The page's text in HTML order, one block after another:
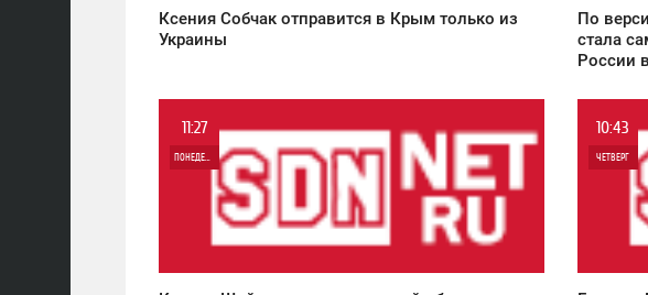
Ксения Собчак отправится в Крым только из
Украины
По
стала
России
11:27 10:43
ЧЕТВЕРГ